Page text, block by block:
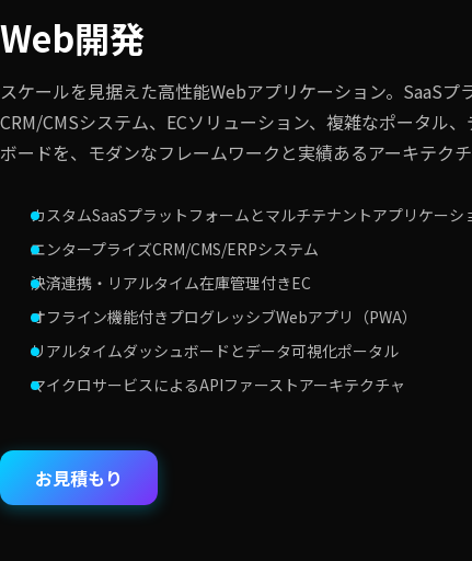
Web開発
スケールを見据えた高性能Webアプリケーション。SaaSプ
CRM/CMSシステム、ECソリューション、複雑なポータル
ボードを、モダンなフレームワークと実績あるアーキテクチ
カスタムSaaSプラットフォームとマルチテナントアプリケーシ
エンタープライズCRM/CMS/ERPシステム
決済連携・リアルタイム在庫管理付きEC
オフライン機能付きプログレッシブWebアプリ（PWA）
リアルタイムダッシュボードとデータ可視化ポータル
マイクロサービスによるAPIファーストアーキテクチャ
お見積もり